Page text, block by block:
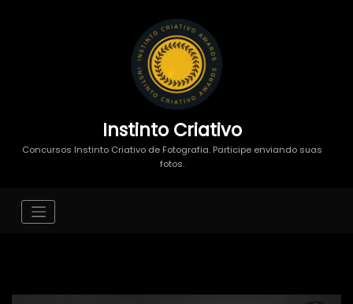
Instinto Criativo
Concursos Instinto Criativo de Fotografia. Participe enviando suas
fotos.